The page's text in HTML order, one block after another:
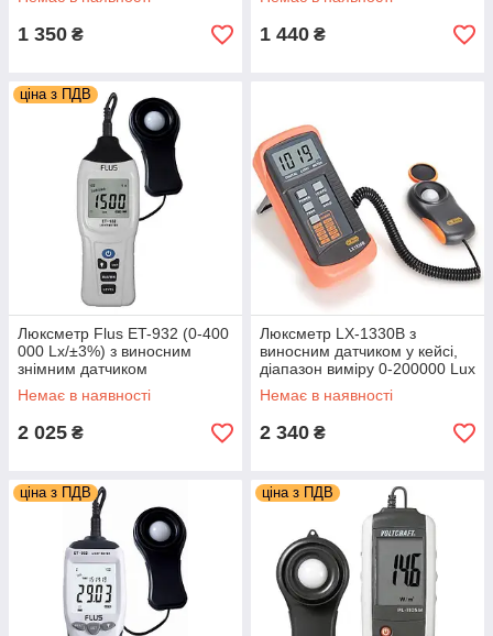
1 350 ₴
діапазон 0-200000 Lx
1 440 ₴
ціна з ПДВ
Люксметр Flus ET-932 (0-400
000 Lx/±3%) з виносним
знімним датчиком
Немає в наявності
2 025 ₴
Люксметр LX-1330B з
виносним датчиком у кейсі,
діапазон виміру 0-200000 Lux
Немає в наявності
2 340 ₴
ціна з ПДВ ціна з ПДВ